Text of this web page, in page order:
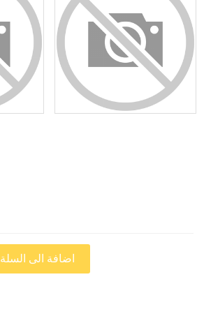
اضافة الى السلة